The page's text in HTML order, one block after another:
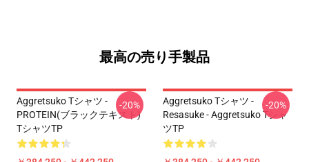
最高の売り手製品
Aggretsuko Tシャツ -
PROTEIN(ブラックテキスト)
TシャツTP
-20%
Aggretsuko Tシャツ -
Resasuke - Aggretsuko Tシャ
ツTP
-20%